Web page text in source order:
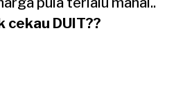
cekau DUIT??